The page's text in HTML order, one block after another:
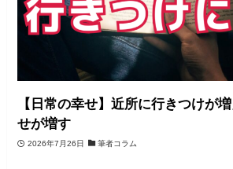
【日常の幸せ】近所に行きつけが
せが増す
2026年7月26日 筆者コラム